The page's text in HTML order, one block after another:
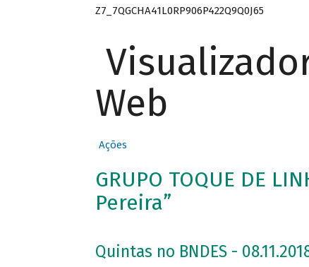
Z7_7QGCHA41L0RP906P422Q9Q0J65
Web
Ações
GRUPO TOQUE DE
Pereira”
Quintas no BNDES -